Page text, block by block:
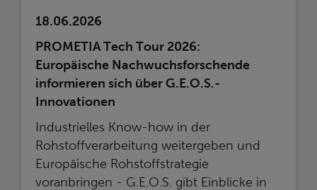
18.06.2026
PROMETIA Tech Tour 2026:
Europäische Nachwuchsforschende
informieren sich über G.E.O.S.-
Innovationen
Industrielles Know-how in der
Rohstoffverarbeitung weitergeben und
Europäische Rohstoffstrategie
voranbringen - G.E.O.S. gibt Einblicke in